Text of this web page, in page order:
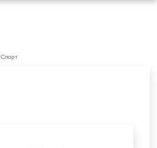
Спорт